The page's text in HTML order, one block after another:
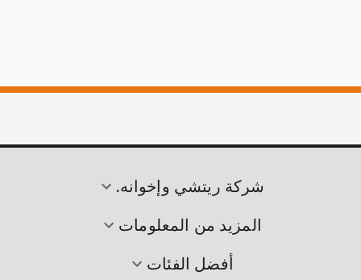
شركة ريتشي وإخوانه.
المزيد من المعلومات
أفضل الفئات